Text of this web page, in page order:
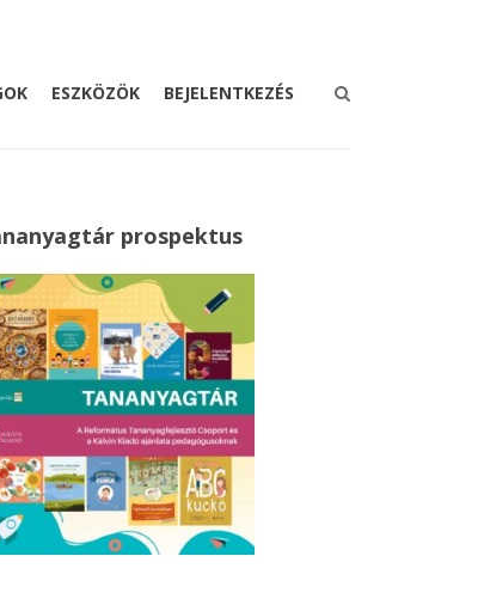
ESZKÖZÖK BEJELENTKEZÉS
prospektus